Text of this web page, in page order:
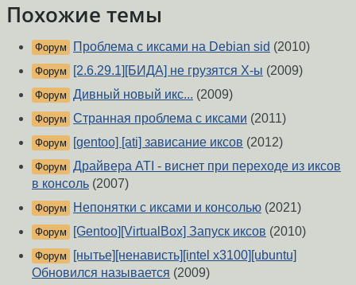
Похожие темы
Форум Проблема с иксами на Debian sid (2010)
Форум [2.6.29.1][БИДА] не грузятся X-ы (2009)
Форум Дивный новый икс... (2009)
Форум Странная проблема с иксами (2011)
Форум [gentoo] [ati] зависание иксов (2012)
Форум Драйвера ATI - виснет при переходе из иксов
в консоль (2007)
Форум Непонятки с иксами и консолью (2021)
Форум [Gentoo][VirtualBox] Запуск иксов (2010)
Форум
[нытье][ненависть][intel x3100][ubuntu]
Обновился называется (2009)